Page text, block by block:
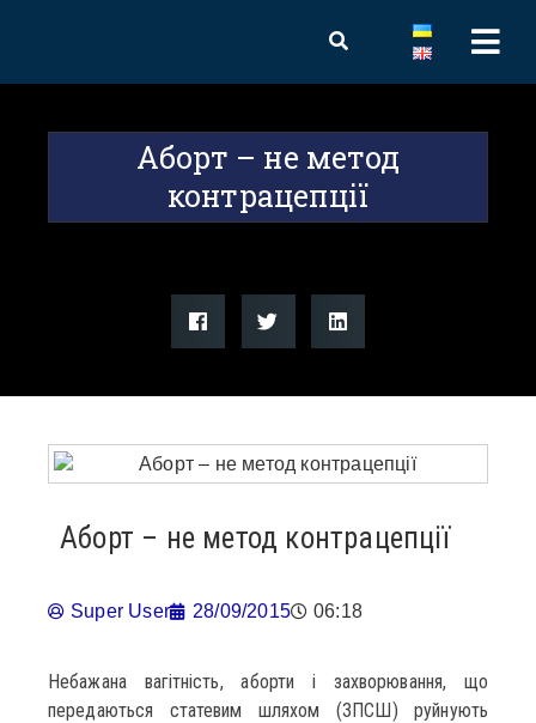
Аборт – не метод
контрацепції
Аборт – не метод контрацепції
Super User 28/09/2015 06:18
Небажана вагітність, аборти і захворювання, що
передаються статевим шляхом (ЗПСШ) руйнують